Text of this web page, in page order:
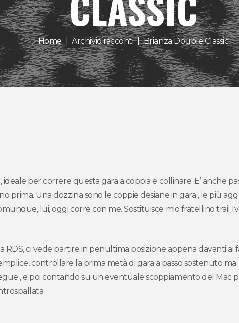
Home Archivio racconti Brianza Double Classic
ideale per correre questa gara a coppia e collinare. E’ anche
prima. Una dozzina sono le coppie desiane in gara , le più
lui, oggi corre con me. Sostituisce mio fratellino trail
RDS, ci vede partire in penultima posizione appena davanti ai
controllare la prima metà di gara a passo sostenuto
, e poi contando su un eventuale scoppiamento del Mac